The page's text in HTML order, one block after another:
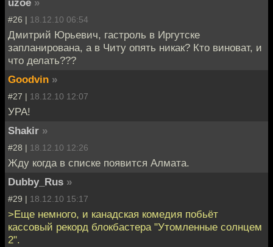
#26 | 18.12.10 06:54
Дмитрий Юрьевич, гастроль в Иргутске
запланирована, а в Читу опять никак? Кто виноват, и
что делать???
Goodvin »
#27 | 18.12.10 12:07
УРА!
Shakir »
#28 | 18.12.10 12:26
Жду когда в списке появится Алмата.
Dubby_Rus »
#29 | 18.12.10 15:17
>Еще немного, и канадская комедия побьёт
кассовый рекорд блокбастера "Утомленные солнцем
2".